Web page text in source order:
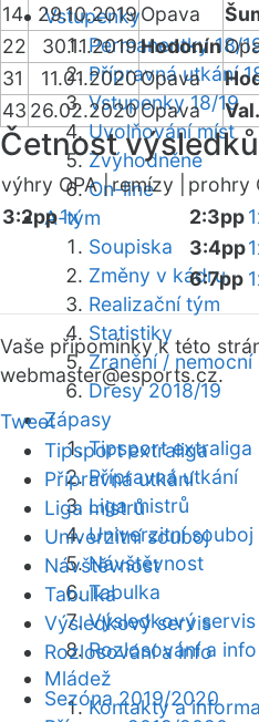
Vstupenky
Permanentky 18/
Přípravná utkání
Vstupenky 18/19
Uvolňování míst
Zvýhodněné
On-line
A-tým
Soupiska
Změny v kádru
Realizační tým
Statistiky
Zranění / nemocní
Dresy 2018/19
Zápasy
Tipsport extraliga
Přípravná utkání
Liga mistrů
Univerzitní souboj
Návštěvnost
Tabulka
Výsledkový servis
Rozlosování a info
Mládež
Kontakty a
14 29.10.2019Opava
22
30.11.2019Hodonín
31
11.01.2020Opava
43 26.02.2020Opava
Četnost výsledků
výhry OPA |remízy |
prohry
3:2pp1x 2:3pp
3:4pp
6:7pp
Vaše připomínky k této
webmaster@esports.cz.
Tweet
Tipsport extraliga
Přípravná utkání
Liga mistrů
Univerzitní souboj
Návštěvnost
Tabulka
Výsledkový servis
Rozlosování a info
Sezóna 2019/2020